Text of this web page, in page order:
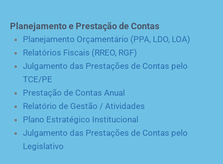
Planejamento e Prestação de Contas
Planejamento Orçamentário (PPA, LDO, LOA)
Relatórios Fiscais (RREO, RGF)
Julgamento das Prestações de Contas pelo
TCE/PE
Prestação de Contas Anual
Relatório de Gestão / Atividades
Plano Estratégico Institucional
Julgamento das Prestações de Contas pelo
Legislativo